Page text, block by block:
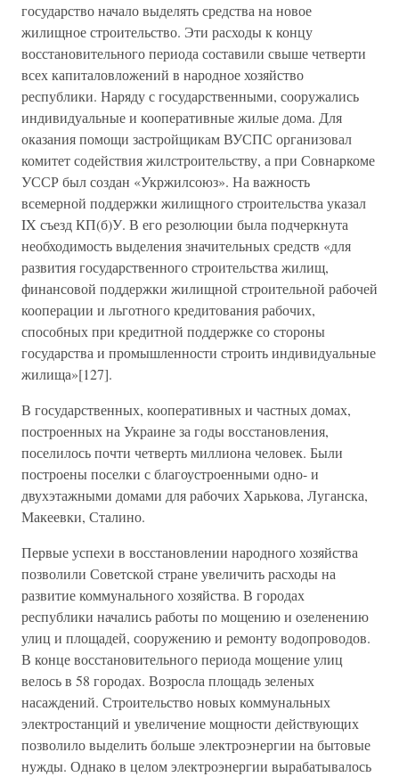
государство начало выделять средства на новое
жилищное строительство. Эти расходы к концу
восстановительного периода составили свыше четверти
всех капиталовложений в народное хозяйство
республики. Наряду с государственными, сооружались
индивидуальные и кооперативные жилые дома. Для
оказания помощи застройщикам ВУСПС организовал
комитет содействия жилстроительству, а при Совнаркоме
УССР был создан «Укржилсоюз». На важность
всемерной поддержки жилищного строительства указал
IX съезд КП(б)У. В его резолюции была подчеркнута
необходимость выделения значительных средств «для
развития государственного строительства жилищ,
финансовой поддержки жилищной строительной рабочей
кооперации и льготного кредитования рабочих,
способных при кредитной поддержке со стороны
государства и промышленности строить индивидуальные
жилища»[127].
В государственных, кооперативных и частных домах,
построенных на Украине за годы восстановления,
поселилось почти четверть миллиона человек. Были
построены поселки с благоустроенными одно- и
двухэтажными домами для рабочих Харькова, Луганска,
Макеевки, Сталино.
Первые успехи в восстановлении народного хозяйства
позволили Советской стране увеличить расходы на
развитие коммунального хозяйства. В городах
республики начались работы по мощению и озеленению
улиц и площадей, сооружению и ремонту водопроводов.
В конце восстановительного периода мощение улиц
велось в 58 городах. Возросла площадь зеленых
насаждений. Строительство новых коммунальных
электростанций и увеличение мощности действующих
позволило выделить больше электроэнергии на бытовые
нужды. Однако в целом электроэнергии вырабатывалось